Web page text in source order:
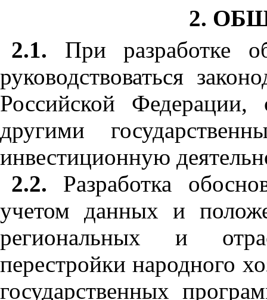
2.
2.1. При разработке
руководствоваться
Российской Федерации,
другими
инвестиционную
2.2. Разработка
учетом данных и
региональных и
перестройки народного
государственных